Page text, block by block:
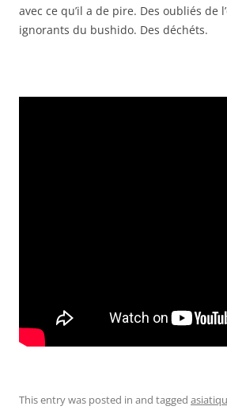
avec ce qu’il a de pire. Des oubliés de
ignorants du bushido. Des déchéts.
This entry was posted in and tagged